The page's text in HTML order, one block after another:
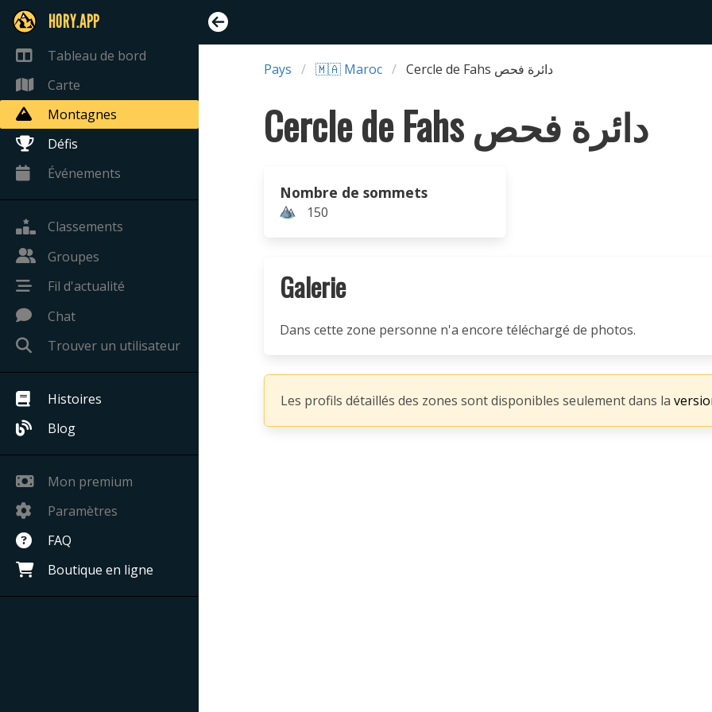
HORY.APP
Tableau de bord
Carte
Montagnes
Défis
Événements
Classements
Groupes
Fil d'actualité
Chat
Trouver un utilisateur
Histoires
Blog
Mon premium
Paramètres
FAQ
Boutique en ligne
Pays 🇲🇦 Maroc Cercle de Fahs دائرة فحص
Cercle de Fahs دائرة فحص
Nombre de sommets
150
Galerie
Dans cette zone personne n'a encore téléchargé de photos.
Les profils détaillés des zones sont disponibles seulement dans la